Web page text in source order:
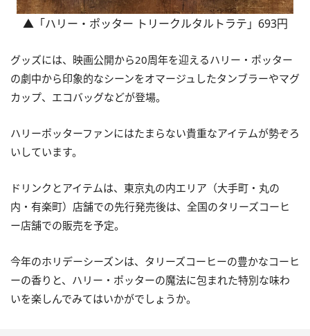
▲「ハリー・ポッター トリークルタルトラテ」693円
グッズには、映画公開から20周年を迎えるハリー・ポッター
の劇中から印象的なシーンをオマージュしたタンブラーやマグ
カップ、エコバッグなどが登場。
ハリーポッターファンにはたまらない貴重なアイテムが勢ぞろ
いしています。
ドリンクとアイテムは、東京丸の内エリア（大手町・丸の
内・有楽町）店舗での先行発売後は、全国のタリーズコーヒ
ー店舗での販売を予定。
今年のホリデーシーズンは、タリーズコーヒーの豊かなコーヒ
ーの香りと、ハリー・ポッターの魔法に包まれた特別な味わ
いを楽しんでみてはいかがでしょうか。